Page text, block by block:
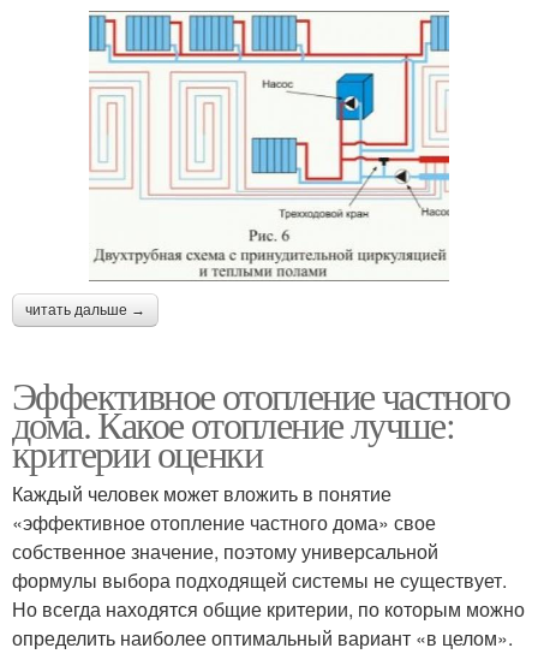
читать дальше →
Эффективное отопление частного
дома. Какое отопление лучше:
критерии оценки
Каждый человек может вложить в понятие
«эффективное отопление частного дома» свое
собственное значение, поэтому универсальной
формулы выбора подходящей системы не существует.
Но всегда находятся общие критерии, по которым можно
определить наиболее оптимальный вариант «в целом».